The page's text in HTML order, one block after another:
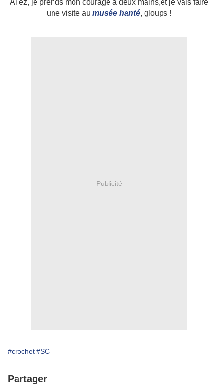
Allez, je prends mon courage à deux mains,et je vais faire
une visite au musée hanté, gloups !
Publicité
#crochet #SC
Partager